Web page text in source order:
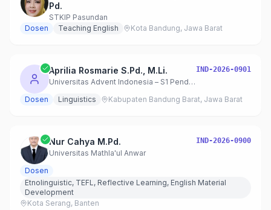
Pd.
STKIP Pasundan
Dosen Teaching English Kota Bandung, Jawa Barat
Aprilia Rosmarie S.Pd., M.Li.
Universitas Advent Indonesia – S1 Pendidikan bahasa Inggris
IND-2026-0901
Dosen Linguistics Kabupaten Bandung Barat, Jawa Barat
Nur Cahya M.Pd.
Universitas Mathla'ul Anwar
IND-2026-0900
Dosen
Etnolinguistic, TEFL, Reflective Learning, English Material
Development
Kota Serang, Banten